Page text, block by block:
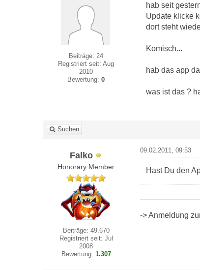
Beiträge: 24
Registriert seit: Aug
2010
Bewertung:0
hab seit
Update klicke
dort steht
Komisch...
hab das app
was ist das ?
Suchen
Falko
Honorary Member
Beiträge: 49.670
Registriert seit: Jul
2008
Bewertung: 1.307
09.02.2011, 09:53
Hast Du den
-> Anmeldung